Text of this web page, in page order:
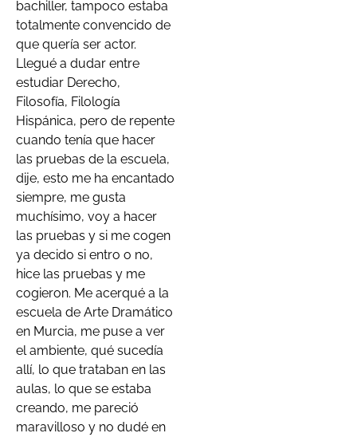
bachiller, tampoco estaba
totalmente convencido de
que quería ser actor.
Llegué a dudar entre
estudiar Derecho,
Filosofía, Filología
Hispánica, pero de repente
cuando tenía que hacer
las pruebas de la escuela,
dije, esto me ha encantado
siempre, me gusta
muchísimo, voy a hacer
las pruebas y si me cogen
ya decido si entro o no,
hice las pruebas y me
cogieron. Me acerqué a la
escuela de Arte Dramático
en Murcia, me puse a ver
el ambiente, qué sucedía
allí, lo que trataban en las
aulas, lo que se estaba
creando, me pareció
maravilloso y no dudé en